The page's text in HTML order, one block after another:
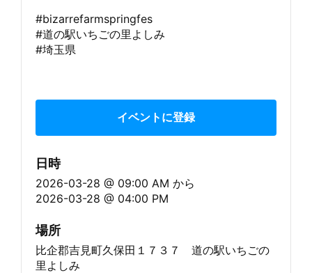
#bizarrefarmspringfes
#道の駅いちごの里よしみ
#埼玉県
イベントに登録
日時
2026-03-28 @ 09:00 AMから
2026-03-28 @ 04:00 PM
場所
比企郡吉見町久保田１７３７ 道の駅いちごの
里よしみ